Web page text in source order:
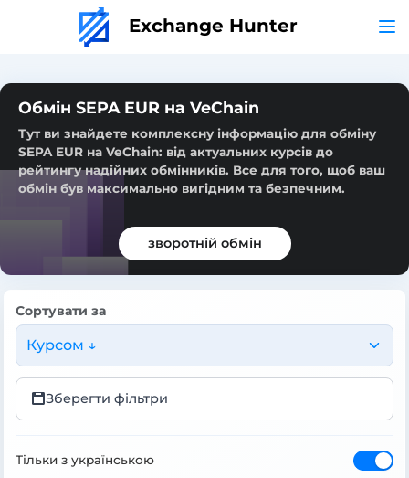
Exchange Hunter
Обмін SEPA EUR на VeChain
Тут ви знайдете комплексну інформацію для обміну
SEPA EUR на VeChain: від актуальних курсів до
рейтингу надійних обмінників. Все для того, щоб ваш
обмін був максимально вигідним та безпечним.
зворотній обмін
Сортувати за
Курсом ↓
Зберегти фільтри
Тільки з українською